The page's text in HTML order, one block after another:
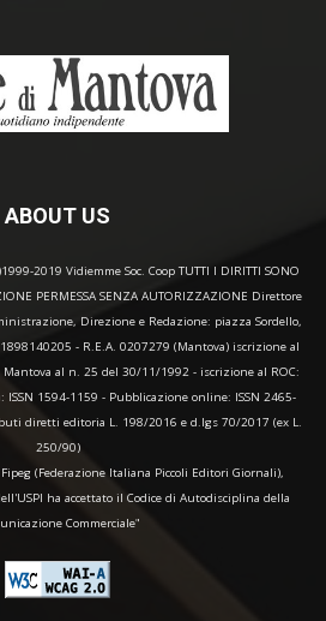
ABOUT US
2019 Vidiemme Soc. Coop TUTTI I DIRITTI SONO
PERMESSA SENZA AUTORIZZAZIONE Direttore
Direzione e Redazione: piazza Sordello,
- R.E.A. 0207279 (Mantova) iscrizione al
al n. 25 del 30/11/1992 - iscrizione al ROC:
1594-1159 - Pubblicazione online: ISSN 2465-
diretti editoria L. 198/2016 e d.lgs 70/2017 (ex L.
250/90)
(Federazione Italiana Piccoli Editori Giornali),
ha accettato il Codice di Autodisciplina della
Commerciale"